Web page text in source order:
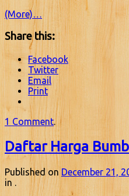
(More)…
Share this:
Facebook
Twitter
Email
Print
1 Comment.
Daftar Harga
Published on December 21,
in .